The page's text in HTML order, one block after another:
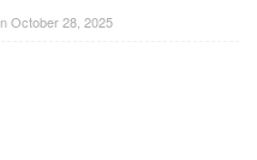
October 28, 2025